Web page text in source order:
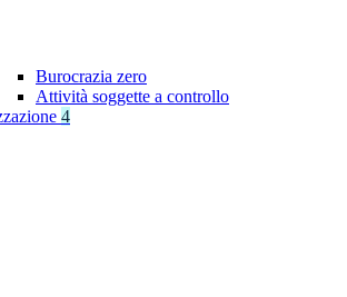
Burocrazia zero
Attività soggette a controllo
4